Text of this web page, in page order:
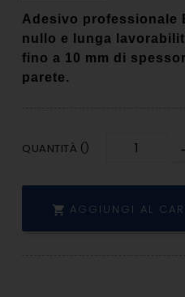
Adesivo professionale
nullo e lunga
fino a 10 mm di
parete.
QUANTITÀ ()
 AGGIUNGI AL